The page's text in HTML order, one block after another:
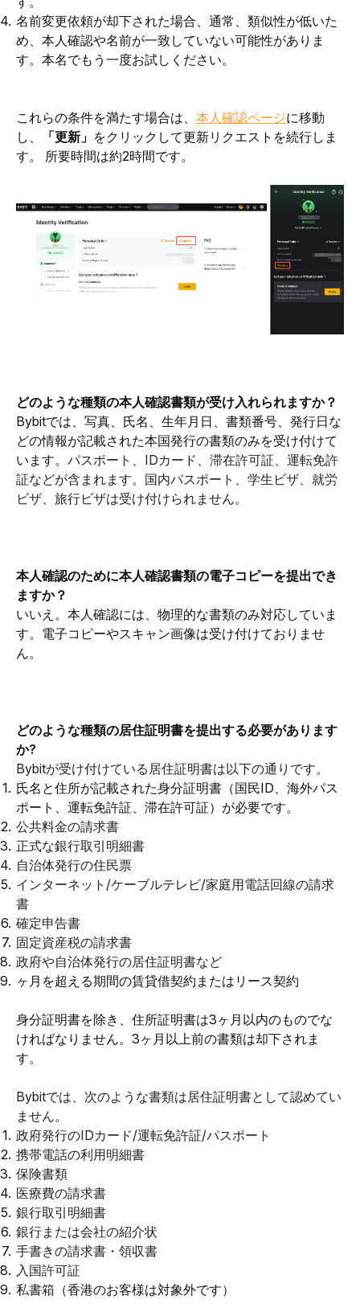
名前変更依頼が却下された場合、通常、類似性が低いた
め、本人確認や名前が一致していない可能性がありま
す。本名でもう一度お試しください。
これらの条件を満たす場合は、 本人確認ページに移動
し、
「更新」 をクリックして更新リクエストを続行しま
す。 所要時間は約2時間です。
どのような種類の本人確認書類が受け入れられますか？
Bybitでは、写真、氏名、生年月日、書類番号、発行日な
どの情報が記載された本国発行の書類のみを受け付けて
います。 パスポート、IDカード、滞在許可証、運転免許
証などが含まれます。国内パスポート、学生ビザ、就労
ビザ、旅行ビザは受け付けられません。
本人確認のために本人確認書類の電子コピーを提出でき
ますか？
いいえ。本人確認には、物理的な書類のみ対応していま
す。電子コピーやスキャン画像は受け付けておりませ
ん。
どのような種類の居住証明書を提出する必要があります
か?
Bybitが受け付けている居住証明書は以下の通りです。
氏名と住所が記載された身分証明書（国民ID、 海外パス
ポート
、運転免許証、滞在許可証）が必要です。
公共料金の請求書
正式な銀行取引明細書
自治体発行の住民票
インターネット/ケーブルテレビ/家庭用電話回線の請求
書
確定申告書
固定資産税の請求書
政府や自治体発行の居住証明書など
ヶ月を超える期間の賃貸借契約またはリース契約
身分証明書を除き、住所証明書は3ヶ月以内のものでな
ければなりません。3ヶ月以上前の書類は却下されま
す。
Bybitでは、次のような書類は居住証明書として認めてい
ません。
政府発行のIDカード/運転免許証/パスポート
携帯電話の利用明細書
保険書類
医療費の請求書
銀行取引明細書
銀行または会社の紹介状
手書きの請求書・領収書
入国許可証
私書箱 （香港のお客様は対象外です）